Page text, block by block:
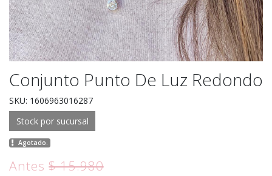
Conjunto Punto De Luz Redondo
SKU: 1606963016287
Stock por sucursal
Agotado.
Antes$ 15.980